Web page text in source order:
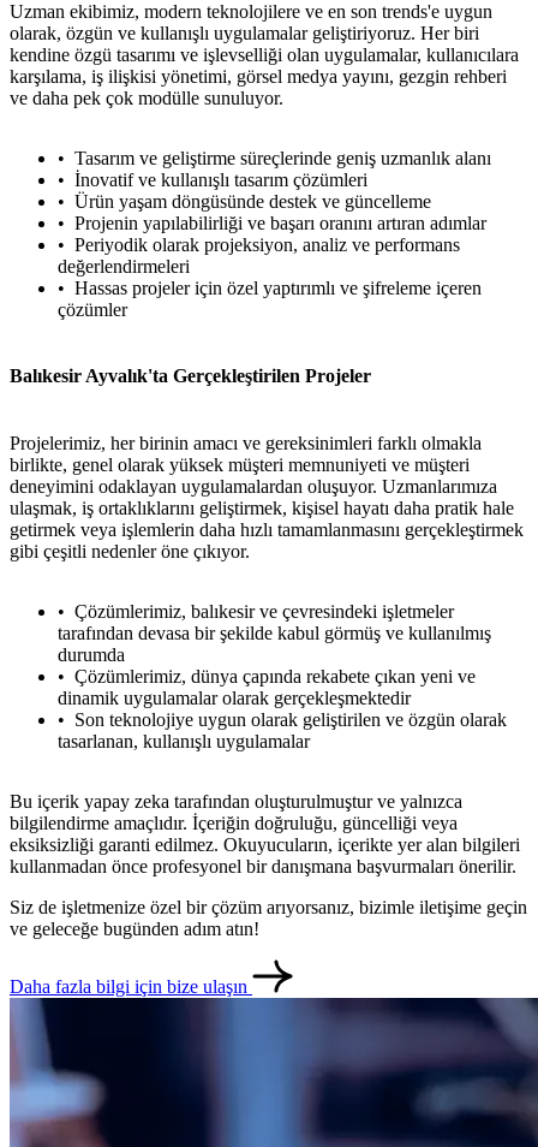
Uzman ekibimiz, modern teknolojilere ve en son trends'e uygun
olarak, özgün ve kullanışlı uygulamalar geliştiriyoruz. Her biri
kendine özgü tasarımı ve işlevselliği olan uygulamalar, kullanıcılara
karşılama, iş ilişkisi yönetimi, görsel medya yayını, gezgin rehberi
ve daha pek çok modülle sunuluyor.
Tasarım ve geliştirme süreçlerinde geniş uzmanlık alanı
İnovatif ve kullanışlı tasarım çözümleri
Ürün yaşam döngüsünde destek ve güncelleme
Projenin yapılabilirliği ve başarı oranını artıran adımlar
Periyodik olarak projeksiyon, analiz ve performans
değerlendirmeleri
Hassas projeler için özel yaptırımlı ve şifreleme içeren
çözümler
Balıkesir Ayvalık'ta Gerçekleştirilen Projeler
Projelerimiz, her birinin amacı ve gereksinimleri farklı olmakla
birlikte, genel olarak yüksek müşteri memnuniyeti ve müşteri
deneyimini odaklayan uygulamalardan oluşuyor. Uzmanlarımıza
ulaşmak, iş ortaklıklarını geliştirmek, kişisel hayatı daha pratik hale
getirmek veya işlemlerin daha hızlı tamamlanmasını gerçekleştirmek
gibi çeşitli nedenler öne çıkıyor.
Çözümlerimiz, balıkesir ve çevresindeki işletmeler
tarafından devasa bir şekilde kabul görmüş ve kullanılmış
durumda
Çözümlerimiz, dünya çapında rekabete çıkan yeni ve
dinamik uygulamalar olarak gerçekleşmektedir
Son teknolojiye uygun olarak geliştirilen ve özgün olarak
tasarlanan, kullanışlı uygulamalar
Bu içerik yapay zeka tarafından oluşturulmuştur ve yalnızca
bilgilendirme amaçlıdır. İçeriğin doğruluğu, güncelliği veya
eksiksizliği garanti edilmez. Okuyucuların, içerikte yer alan bilgileri
kullanmadan önce profesyonel bir danışmana başvurmaları önerilir.
Siz de işletmenize özel bir çözüm arıyorsanız, bizimle iletişime geçin
ve geleceğe bugünden adım atın!
Daha fazla bilgi için bize ulaşın